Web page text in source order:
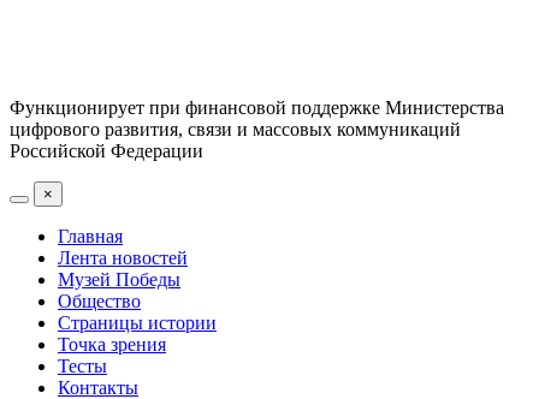
Функционирует при финансовой поддержке Министерства
цифрового развития, связи и массовых коммуникаций
Российской Федерации
×
Главная
Лента новостей
Музей Победы
Общество
Страницы истории
Точка зрения
Тесты
Контакты